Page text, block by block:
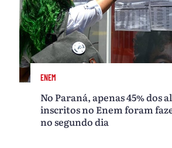
ENEM
No Paraná, apenas 45% dos
inscritos no Enem foram
no segundo dia